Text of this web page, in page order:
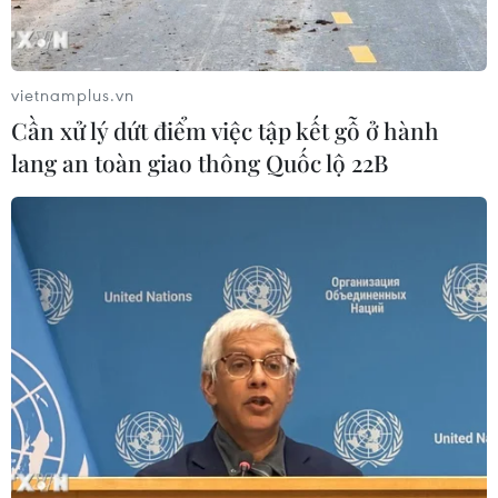
Rafael Nadal thành cựu vương Australian
18/01/2023 06:59
Mackenzie McDonald, tay vợt hạng 90 thế giới, đã tạo
nên bất ngờ lớn khi biến Rafael Nadal thành cựu vương
Australian Open sau khi giành chiến thắng 6-4, 6-4 và
7-5 trong 2 giờ 32 phút thi đấu.
vietnamplus.vn
Cần xử lý dứt điểm việc tập kết gỗ ở hành
lang an toàn giao thông Quốc lộ 22B